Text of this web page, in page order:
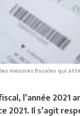
les mesures fiscales qui
l’année 2021
2021. Il s’agit